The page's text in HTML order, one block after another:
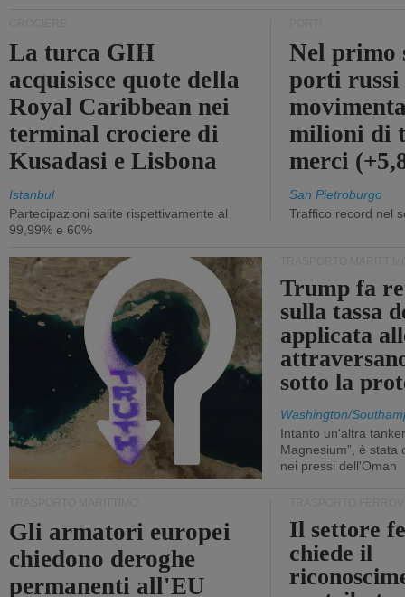
La turca GIH
acquisisce quote della
Royal Caribbean nei
terminal crociere di
Kusadasi e Lisbona
Istanbul
Partecipazioni salite rispettivamente al
99,99% e 60%
Nel primo
porti russi
milioni di
merci
San Pietroburgo
Traffico record nel
Trump fa
sulla tassa
applicata
sotto la
Washington/
Intanto un'altra
Magnesium”, è stata
nei pressi dell'Oman
Gli armatori europei
chiedono deroghe
permanenti all'EU
Il settore
chiede il